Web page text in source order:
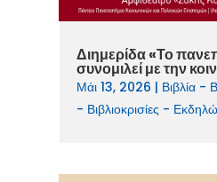
Διημερίδα «Το
συνομιλεί με την
Μάι 13, 2026 | Βιβλία -
- Βιβλιοκρισίες -